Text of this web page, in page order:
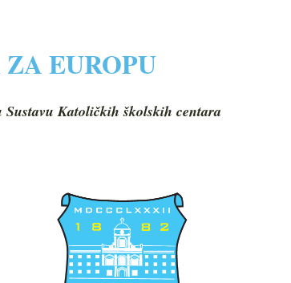
EUROPU
Katoličkih školskih centara